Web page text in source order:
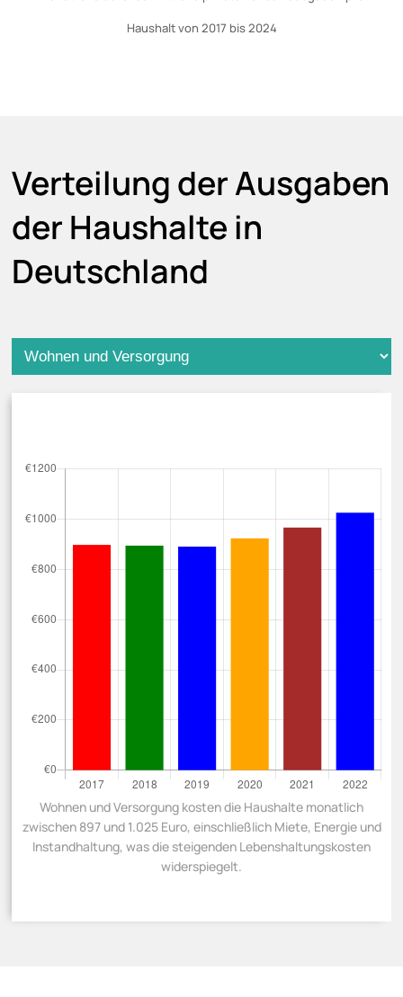
Haushalt von 2017 bis 2024
Verteilung der Ausgaben
der Haushalte in
Deutschland
Wohnen und Versorgung kosten die Haushalte monatlich
zwischen 897 und 1.025 Euro, einschließlich Miete, Energie und
Instandhaltung, was die steigenden Lebenshaltungskosten
widerspiegelt.